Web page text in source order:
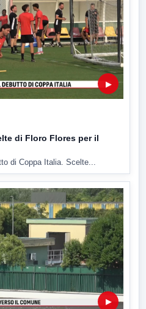
▶
di Floro Flores per il
di Coppa Italia. Scelte...
▶